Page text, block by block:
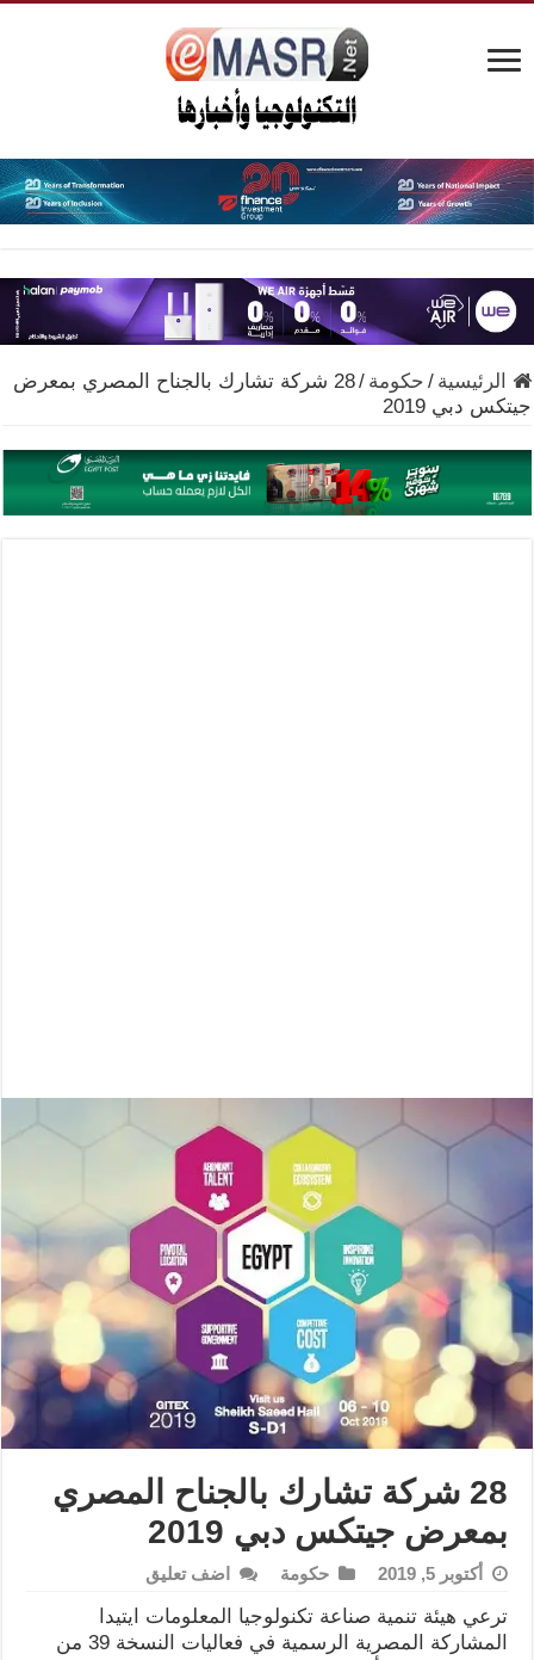
الرئيسية / حكومة /
28 شركة تشارك بالجناح المصري بمعرض
جيتكس دبي 2019
28 شركة تشارك بالجناح المصري
بمعرض جيتكس دبي 2019
أكتوبر 5, 2019 حكومة اضف تعليق
ترعي هيئة تنمية صناعة تكنولوجيا المعلومات ايتيدا
المشاركة المصرية الرسمية في فعاليات النسخة 39 من